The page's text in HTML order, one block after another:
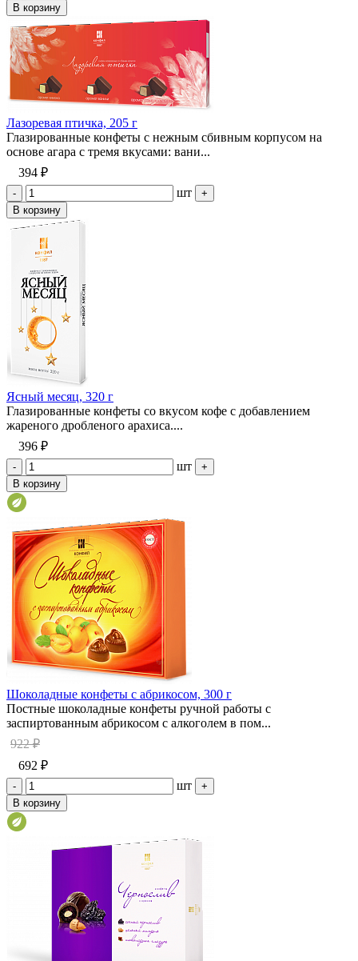
В корзину
Лазоревая птичка, 205 г
Глазированные конфеты с нежным сбивным корпусом на
основе агара с тремя вкусами: вани...
394 ₽
- шт
+
В корзину
Ясный месяц, 320 г
Глазированные конфеты со вкусом кофе с добавлением
жареного дробленого арахиса....
396 ₽
- шт
+
В корзину
Шоколадные конфеты с абрикосом, 300 г
Постные шоколадные конфеты ручной работы с
заспиртованным абрикосом с алкоголем в пом...
922 ₽
692 ₽
- шт
+
В корзину